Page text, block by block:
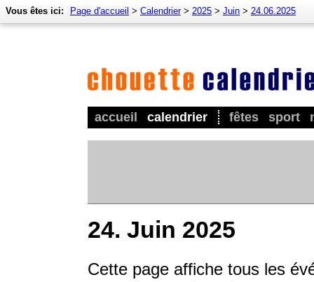
accueil calendrier fêtes sport
Vous êtes ici: Page d'accueil > Calendrier> 2025 > Juin > 24.06.2025
24. Juin 2025
Cette page affiche tous les